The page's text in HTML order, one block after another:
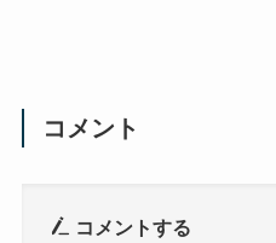
コメント
コメントする